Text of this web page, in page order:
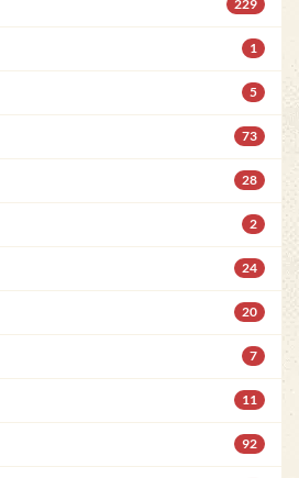
229
1
5
73
28
2
24
20
7
11
92